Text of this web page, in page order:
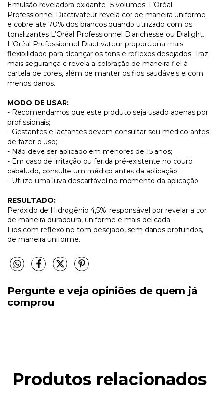
Emulsão reveladora oxidante 15 volumes. L’Oréal
Professionnel Diactivateur revela cor de maneira uniforme
e cobre até 70% dos brancos quando utilizado com os
tonalizantes L’Oréal Professionnel Diarichesse ou Dialight.
L’Oréal Professionnel Diactivateur proporciona mais
flexibilidade para alcançar os tons e reflexos desejados. Traz
mais segurança e revela a coloração de maneira fiel à
cartela de cores, além de manter os fios saudáveis e com
menos danos.
MODO DE USAR:
- Recomendamos que este produto seja usado apenas por
profissionais;
- Gestantes e lactantes devem consultar seu médico antes
de fazer o uso;
- Não deve ser aplicado em menores de 15 anos;
- Em caso de irritação ou ferida pré-existente no couro
cabeludo, consulte um médico antes da aplicação;
- Utilize uma luva descartável no momento da aplicação.
RESULTADO:
Peróxido de Hidrogênio 4,5%: responsável por revelar a cor
de maneira duradoura, uniforme e mais delicada.
Fios com reflexo no tom desejado, sem danos profundos,
de maneira uniforme.
Pergunte e veja opiniões de quem já
comprou
Produtos relacionados